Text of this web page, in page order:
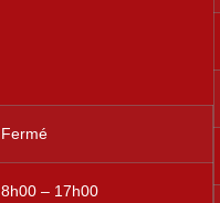
Fermé
8h00 – 17h00